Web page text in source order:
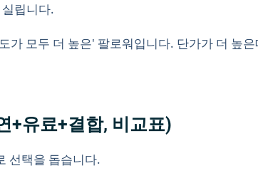
립니다.
가 모두 더 높은' 팔로워입니다. 단가가 더 높
+유료+결합, 비교표)
선택을 돕습니다.